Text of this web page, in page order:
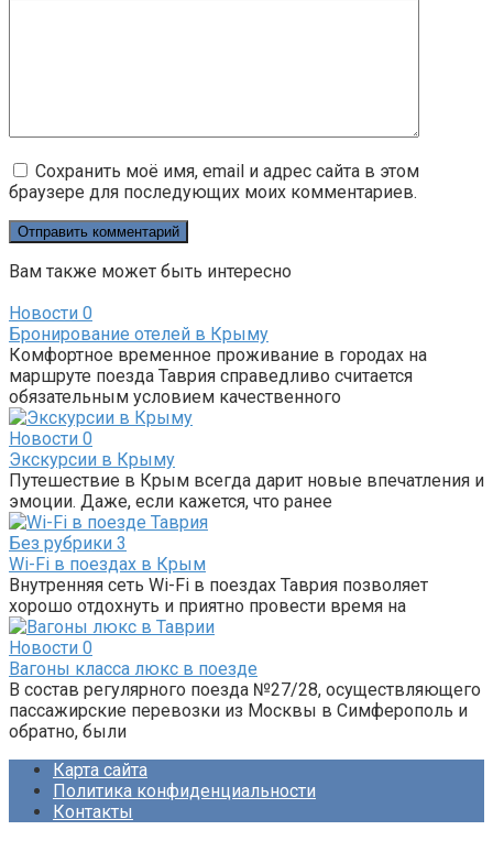
Сохранить моё имя, email и адрес сайта в этом
браузере для последующих моих комментариев.
Вам также может быть интересно
Новости 0
Бронирование отелей в Крыму
Комфортное временное проживание в городах на
маршруте поезда Таврия справедливо считается
обязательным условием качественного
Новости 0
Экскурсии в Крыму
Путешествие в Крым всегда дарит новые впечатления и
эмоции. Даже, если кажется, что ранее
Без рубрики 3
Wi-Fi в поездах в Крым
Внутренняя сеть Wi-Fi в поездах Таврия позволяет
хорошо отдохнуть и приятно провести время на
Новости 0
Вагоны класса люкс в поезде
В состав регулярного поезда №27/28, осуществляющего
пассажирские перевозки из Москвы в Симферополь и
обратно, были
Карта сайта
Политика конфиденциальности
Контакты